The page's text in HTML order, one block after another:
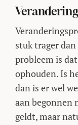
stuk trager
probleem is
ophouden. Is
dan is er wel
aan begonnen
geldt, maar